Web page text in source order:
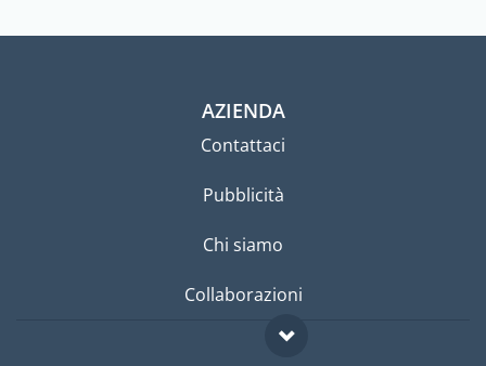
AZIENDA
Contattaci
Pubblicità
Chi siamo
Collaborazioni